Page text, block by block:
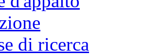
di ricerca